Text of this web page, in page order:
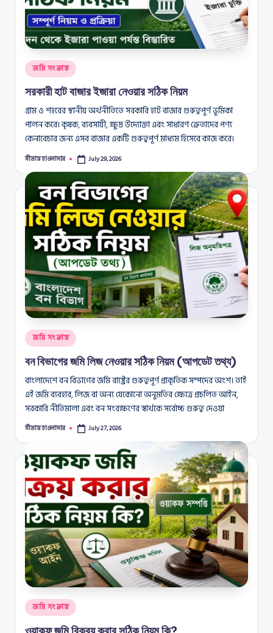
Posted
in
জমি সংক্রান্ত
সরকারী হাট বাজার ইজারা নেওয়ার সঠিক নিয়ম
গ্রাম ও শহরের স্থানীয় অর্থনীতিতে সরকারি হাট বাজার গুরুত্বপূর্ণ ভূমিকা
পালন করে। কৃষক, ব্যবসায়ী, ক্ষুদ্র উদ্যোক্তা এবং সাধারণ ক্রেতাদের পণ্য
কেনাবেচার জন্য এসব বাজার একটি গুরুত্বপূর্ণ মাধ্যম হিসেবে কাজ করে।
Posted
সীমান্ত হাওলাদার July 29, 2026
Posted
in
জমি সংক্রান্ত
বন বিভাগের জমি লিজ নেওয়ার সঠিক নিয়ম (আপডেট তথ্য)
বাংলাদেশে বন বিভাগের জমি রাষ্ট্রের গুরুত্বপূর্ণ প্রাকৃতিক সম্পদের অংশ। তাই
এই জমি ব্যবহার, লিজ বা অন্য যেকোনো অনুমতির ক্ষেত্রে প্রচলিত আইন,
সরকারি নীতিমালা এবং বন সংরক্ষণের স্বার্থকে সর্বোচ্চ গুরুত্ব দেওয়া
Posted
সীমান্ত হাওলাদার July 27, 2026
Posted
in
জমি সংক্রান্ত